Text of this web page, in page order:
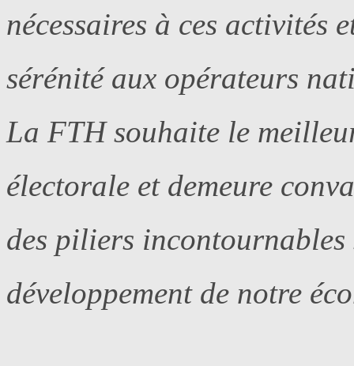
nécessaires à ces activités
sérénité aux opérateurs
La FTH souhaite le
électorale et demeure
des piliers
développement de notre